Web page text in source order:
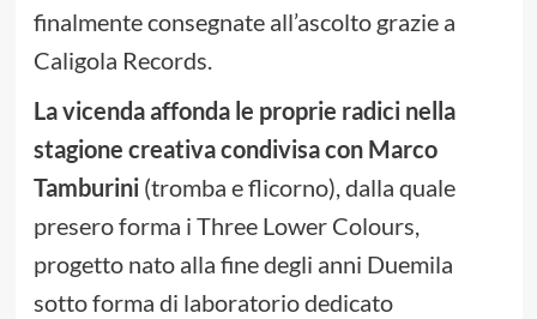
finalmente consegnate all’ascolto grazie a
Caligola Records.
La vicenda affonda le proprie radici nella
stagione creativa condivisa con Marco
Tamburini(tromba e flicorno), dalla quale
presero forma i Three Lower Colours,
progetto nato alla fine degli anni Duemila
sotto forma di laboratorio dedicato